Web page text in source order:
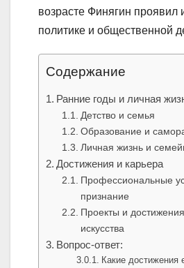
возрасте Финягин проявил
политике и общественной
Содержание
Ранние годы и личная
Детство и семья
Образование и
Личная жизнь и
Достижения и карьера
Профессиональные
признание
Проекты и
искусства
Вопрос-ответ:
Какие достижения